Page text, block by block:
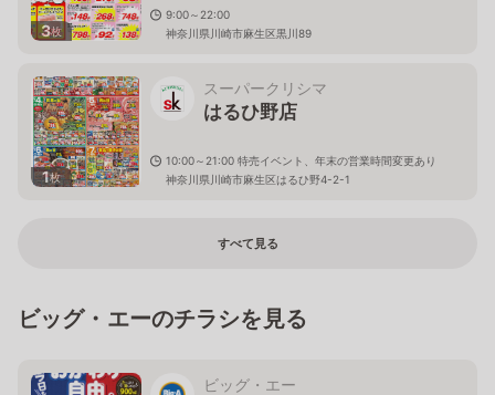
3枚
9:00～22:00
神奈川県川崎市麻生区黒川89
1枚
スーパークリシマ
はるひ野店
10:00～21:00 特売イベント、年末の営業時間変更あり
神奈川県川崎市麻生区はるひ野4-2-1
すべて見る
ビッグ・エーのチラシを見る
ビッグ・エー